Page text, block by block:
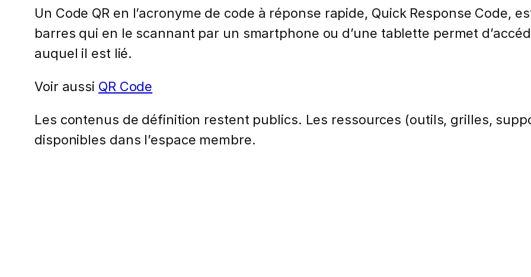
Un Code QR en l’acronyme de code à réponse rapide, Quick Response Code,
barres qui en le scannant par un smartphone ou d’une tablette permet
auquel il est lié.
Voir aussi QR Code
Les contenus de définition restent publics. Les ressources (outils, grilles,
disponibles dans l’espace membre.